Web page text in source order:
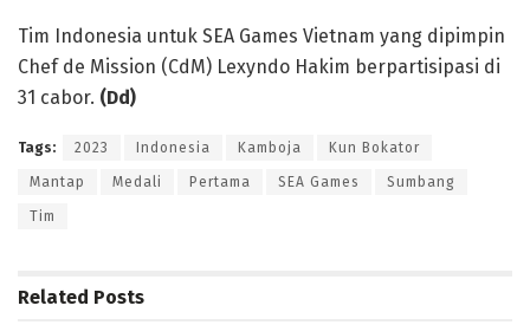
Tim Indonesia untuk SEA Games Vietnam yang dipimpin
Chef de Mission (CdM) Lexyndo Hakim berpartisipasi di
31 cabor. (Dd)
Tags: 2023 Indonesia Kamboja Kun Bokator
Mantap Medali Pertama SEA Games Sumbang
Tim
Related Posts